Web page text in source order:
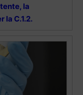
la
la C.1.2.